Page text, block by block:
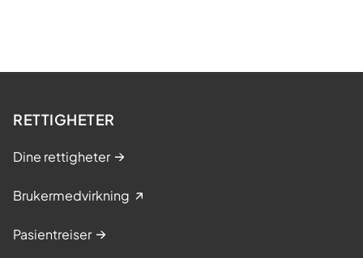
RETTIGHETER
Dine rettigheter
Brukermedvirkning
Pasientreiser